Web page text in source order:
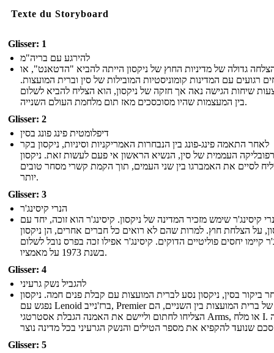
Texte du Storyboard
Glisser: 1
להירגע עם בריה"מ
גדולה של מדיניות החוץ של ניקסון הייתה להביא "הדטאנט", או
רגועים עם המדינות קומוניסטיות המובילות של סין וברית המועצות.
שיחות הגישה נאה אך חזקה של ניקסון, הוא הצליח להביא לשלום
בין המעצמות שהיו מסוכסכים מאז תום מלחמת העולם השנייה.
Glisser: 2
דיפלומטית פינג פונג בסין
לאחר התאמה פינג-פונג בין הנבחרות האמריקניות וסיניות, ניקסון בקר
העממית של סין, הנשיא הראשון אי פעם לעשות זאת. ניקסון
לסיים את האמברגו בין שני העמים, תוך הקמת קשרי מסחר טובים
יותר.
Glisser: 3
הנרי קיסינג'ר
קיסינג'ר שימש מזכיר המדינה של ניקסון. קיסינג'ר הוא זוכה, יחד עם
על הצלחת חוץ. למרות שהם לא רואים כל חברים אחרים, הן ניקסון
קיימו יחסים פוליטיים הדוקים. קיסינג'ר אפילו זכה בפרס נובל לשלום
בשנת 1973 על מאמציו.
Glisser: 4
להגביל נשק גרעיני
ביקור בסין, ניקסון נסע לברית המועצות עם קבלת פנים חמה. ניקסון
נפגש עם Lenoid ברז'נייב, Premier של ברית המועצות בין השניים, הם
הצליחו לחתום וליישם את האמנה הגבלת אסטרטגי Arms, או מלח I. זה
Glisser: 5